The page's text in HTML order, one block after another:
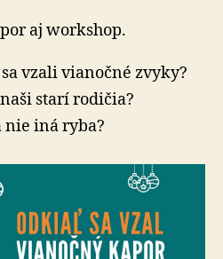
aj workshop.
vzali vianočné zvyky?
starí rodičia?
nie iná ryba?